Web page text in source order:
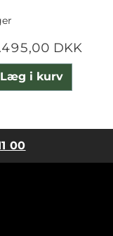
DKK
Læg i kurv
00